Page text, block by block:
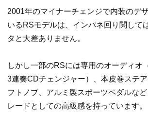
2001年のマイナーチェンジで内装のデ
いるRSモデルは、インパネ回り関して
タと大差ありません。
しかし一部のRSには専用のオーディオ
3連奏CDチェンジャー）、本皮巻ステ
フトノブ、アルミ製スポーツペダルな
レードとしての高級感を持っています。